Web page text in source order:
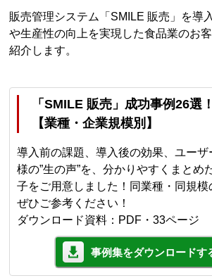
販売管理システム「SMILE 販売」を導
や生産性の向上を実現した食品業のお
紹介します。
「SMILE 販売」成功事例26選
【業種・企業規模別】
導入前の課題、導入後の効果、ユーザ
様の”生の声”を、分かりやすくまとめ
子をご用意しました！同業種・同規模
ぜひご参考ください！
ダウンロード資料：PDF・33ページ
事例集をダウンロードす